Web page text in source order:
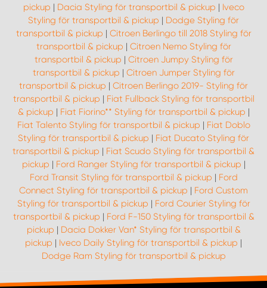
pickup | Dacia Styling för transportbil & pickup | Iveco
Styling för transportbil & pickup | Dodge Styling för
transportbil & pickup | Citroen Berlingo till 2018 Styling för
transportbil & pickup | Citroen Nemo Styling för
transportbil & pickup | Citroen Jumpy Styling för
transportbil & pickup | Citroen Jumper Styling för
transportbil & pickup | Citroen Berlingo 2019- Styling för
transportbil & pickup | Fiat Fullback Styling för transportbil
& pickup | Fiat Fiorino** Styling för transportbil & pickup |
Fiat Talento Styling för transportbil & pickup | Fiat Doblo
Styling för transportbil & pickup | Fiat Ducato Styling för
transportbil & pickup | Fiat Scudo Styling för transportbil &
pickup | Ford Ranger Styling för transportbil & pickup |
Ford Transit Styling för transportbil & pickup | Ford
Connect Styling för transportbil & pickup | Ford Custom
Styling för transportbil & pickup | Ford Courier Styling för
transportbil & pickup | Ford F-150 Styling för transportbil &
pickup | Dacia Dokker Van* Styling för transportbil &
pickup | Iveco Daily Styling för transportbil & pickup |
Dodge Ram Styling för transportbil & pickup